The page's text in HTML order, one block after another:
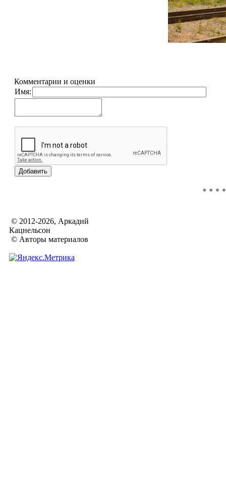
Комментарии и оценки
Имя:
© 2012-2026, Аркадий
Кацнельсон
© Авторы материалов